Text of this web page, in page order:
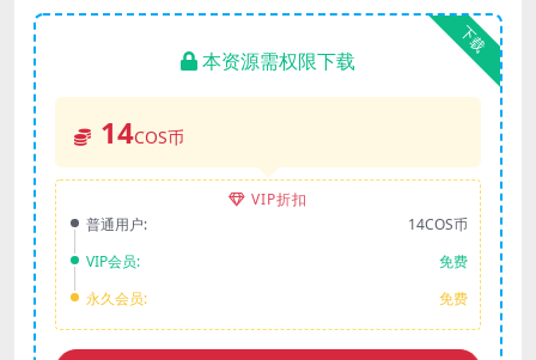
下载
本资源需权限下载
14COS币
VIP折扣
普通用户:
14COS币
VIP会员:
免费
永久会员:
免费